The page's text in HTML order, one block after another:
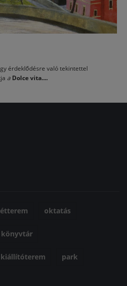
érdeklődésre való tekintettel
a Dolce vita....
étterem oktatás
könyvtár
kiállítóterem park